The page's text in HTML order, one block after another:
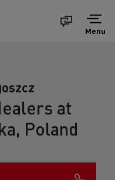
Menu
at
Poland